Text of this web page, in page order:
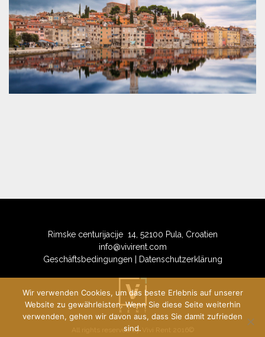
All rights reserved by Vivi Rent 2016©
Rimske centurijacije 14, 52100 Pula, Croatien
info@vivirent.com
Geschäftsbedingungen
Datenschutzerklärung
Wir verwenden Cookies, um das beste Erlebnis auf unserer
Website zu gewährleisten. Wenn Sie diese Seite weiterhin
verwenden, gehen wir davon aus, dass Sie damit zufrieden
sind.